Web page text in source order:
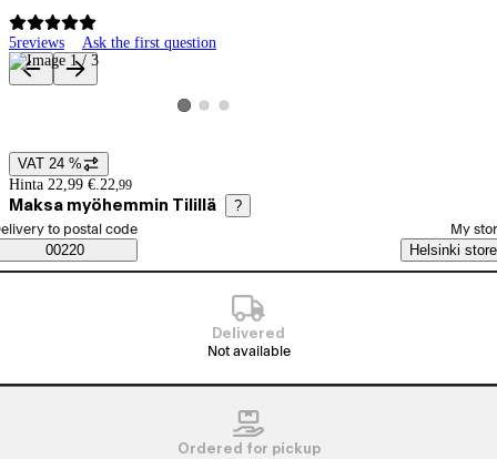
5reviews Ask the first question
Product images and videos
View product image 1
View product image 2
View product image 3
Price details
VAT 24 %
Hinta 22,99 €. 22,99
Maksa myöhemmin Tilillä ?
Saatavuustiedot
order method
to postal code
00220
My
Helsinki store
Delivered
Not available
Ordered for pickup